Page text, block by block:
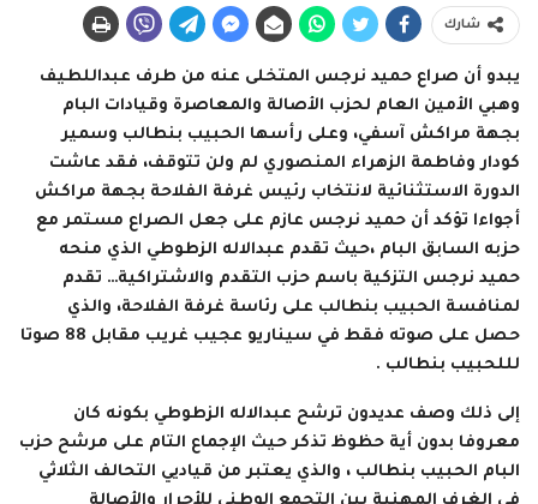
شارك
يبدو أن صراع حميد نرجس المتخلى عنه من طرف عبداللطيف
وهبي الأمين العام لحزب الأصالة والمعاصرة وقيادات البام
بجهة مراكش آسفي، وعلى رأسها الحبيب بنطالب وسمير
كودار وفاطمة الزهراء المنصوري لم ولن تتوقف، فقد عاشت
الدورة الاستثنائية لانتخاب رئيس غرفة الفلاحة بجهة مراكش
أجواءا تؤكد أن حميد نرجس عازم على جعل الصراع مستمر مع
حزبه السابق البام ،حيث تقدم عبدالاله الزطوطي الذي منحه
حميد نرجس التزكية باسم حزب التقدم والاشتراكية… تقدم
لمنافسة الحبيب بنطالب على رئاسة غرفة الفلاحة، والذي
حصل على صوته فقط في سيناريو عجيب غريب مقابل 88 صوتا
لللحبيب بنطالب .
إلى ذلك وصف عديدون ترشح عبدالاله الزطوطي بكونه كان
معروفا بدون أية حظوظ تذكر حيث الإجماع التام على مرشح حزب
البام الحبيب بنطالب ، والذي يعتبر من قياديي التحالف الثلاثي